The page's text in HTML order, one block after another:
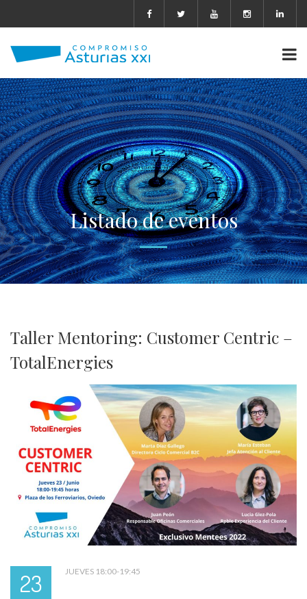
Listado de eventos
Taller Mentoring: Customer Centric –
TotalEnergies
23 JUEVES 18:00-19:45